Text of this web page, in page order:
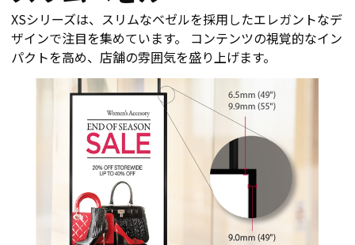
XSシリーズは、スリムなベゼルを採用したエレガントなデ
ザインで注目を集めています。 コンテンツの視覚的なイン
パクトを高め、店舗の雰囲気を盛り上げます。